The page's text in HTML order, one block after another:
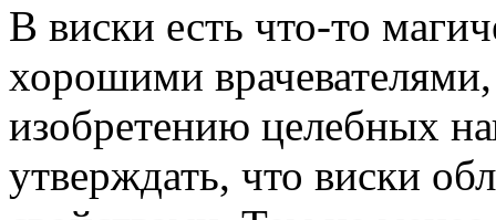
В виски есть что-то
хорошими
изобретению целебных
утверждать, что виски